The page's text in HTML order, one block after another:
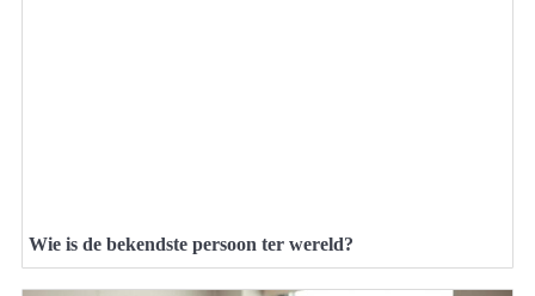
Wie is de bekendste persoon ter wereld?